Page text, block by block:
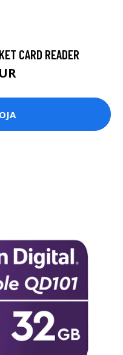
CARD READER